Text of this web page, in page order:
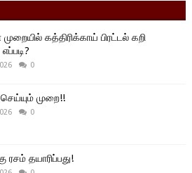
கத்திரிக்காய் பிரட்டல் கறி
0
முறை!!
0
ரசம் தயாரிப்பது!